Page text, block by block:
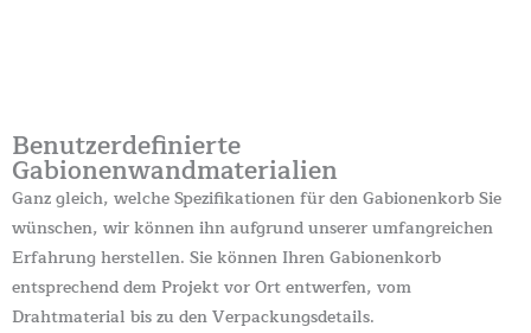
Benutzerdefinierte
Gabionenwandmaterialien
Ganz gleich, welche Spezifikationen für den Gabionenkorb Sie
wünschen, wir können ihn aufgrund unserer umfangreichen
Erfahrung herstellen. Sie können Ihren Gabionenkorb
entsprechend dem Projekt vor Ort entwerfen, vom
Drahtmaterial bis zu den Verpackungsdetails.